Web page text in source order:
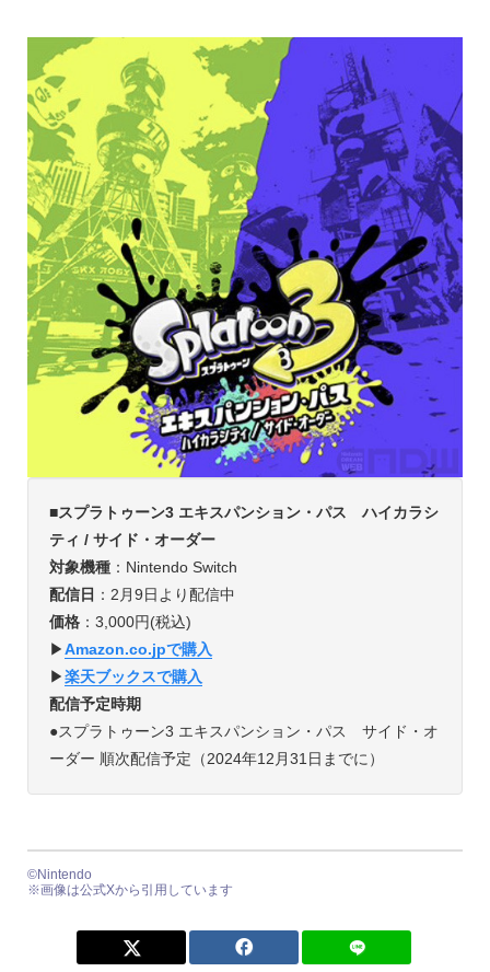
■スプラトゥーン3 エキスパンション・パス ハイカラシ
ティ / サイド・オーダー
対象機種：Nintendo Switch
配信日 ：2月9日より配信中
価格：3,000円(税込)
▶︎Amazon.co.jpで購入
▶︎楽天ブックスで購入
配信予定時期
●スプラトゥーン3 エキスパンション・パス サイド・オ
ーダー 順次配信予定（2024年12月31日までに）
©︎Nintendo
※画像は公式Xから引用しています